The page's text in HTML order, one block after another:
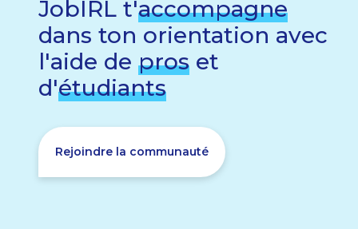
JobIRL t'accompagne
dans ton orientation avec
l'aide de pros et
d'étudiants
Rejoindre la communauté